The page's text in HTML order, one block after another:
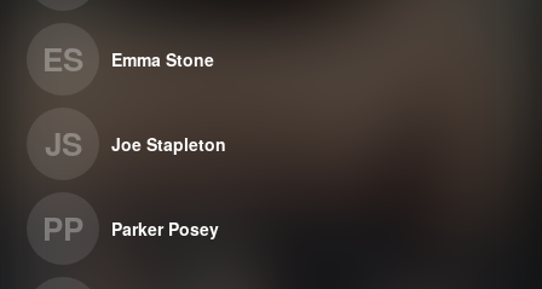
ES Emma Stone
JS Joe Stapleton
PP Parker Posey